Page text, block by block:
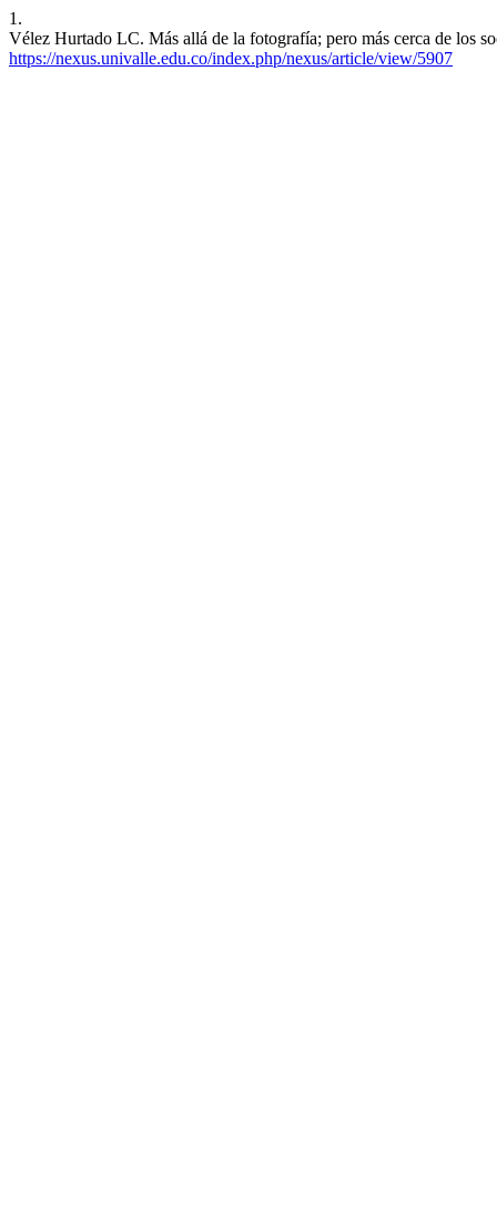
1.
Vélez Hurtado LC. Más allá de la fotografía; pero más cerca de los
https://nexus.univalle.edu.co/index.php/nexus/article/view/5907